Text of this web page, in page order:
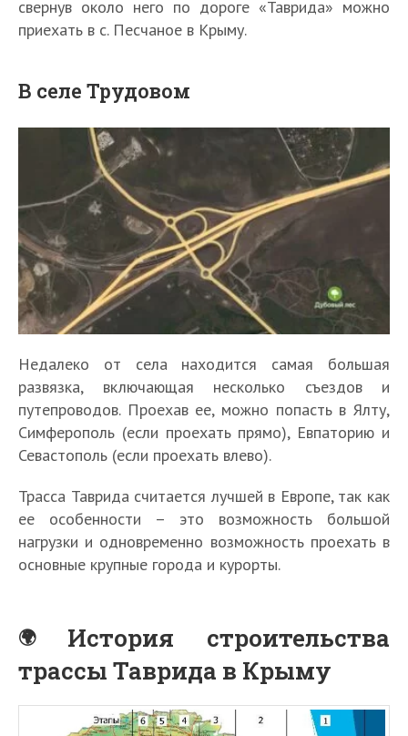
свернув около него по дороге «Таврида» можно
приехать в с. Песчаное в Крыму.
В селе Трудовом
Недалеко от села находится самая большая
развязка, включающая несколько съездов и
путепроводов. Проехав ее, можно попасть в Ялту,
Симферополь (если проехать прямо), Евпаторию и
Севастополь (если проехать влево).
Трасса Таврида считается лучшей в Европе, так как
ее особенности – это возможность большой
нагрузки и одновременно возможность проехать в
основные крупные города и курорты.
История строительства
трассы Таврида в Крыму